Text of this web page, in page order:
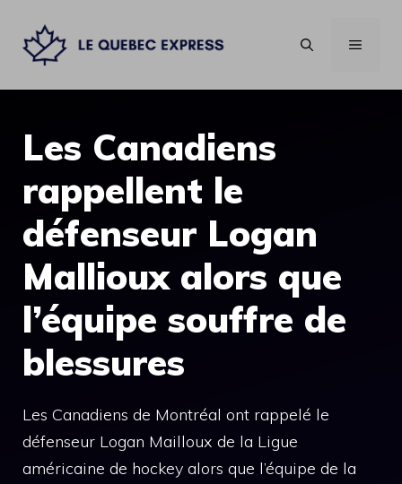
contenu
MENU
Les Canadiens
rappellent le
défenseur Logan
Mallioux alors que
l’équipe souffre de
blessures
Les Canadiens de Montréal ont rappelé le
défenseur Logan Mailloux de la Ligue
américaine de hockey alors que l’équipe de la